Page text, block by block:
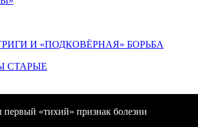
И «ПОДКОВЁРНАЯ» БОРЬБА
СТАРЫЕ
первый «тихий» признак болезни